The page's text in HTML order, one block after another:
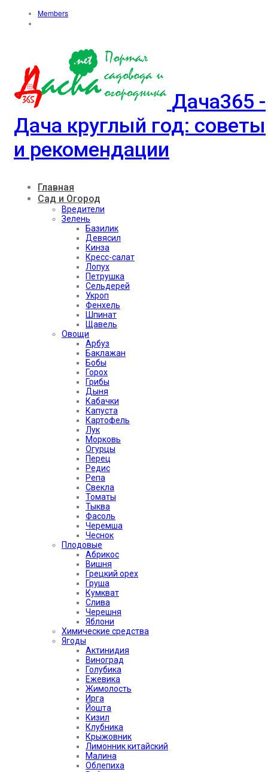
Members
Дача365 -
Дача круглый год: советы
и рекомендации
Главная
Сад и Огород
Вредители
Зелень
Базилик
Девясил
Кинза
Кресс-салат
Лопух
Петрушка
Сельдерей
Укроп
Фенхель
Шпинат
Щавель
Овощи
Арбуз
Баклажан
Бобы
Горох
Грибы
Дыня
Кабачки
Капуста
Картофель
Лук
Морковь
Огурцы
Перец
Редис
Репа
Свекла
Томаты
Тыква
Фасоль
Черемша
Чеснок
Плодовые
Абрикос
Вишня
Грецкий орех
Груша
Кумкват
Слива
Черешня
Яблони
Химические средства
Ягоды
Актинидия
Виноград
Голубика
Ежевика
Жимолость
Ирга
Йошта
Кизил
Клубника
Крыжовник
Лимонник китайский
Малина
Облепиха